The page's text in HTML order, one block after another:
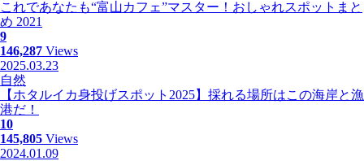
これであなたも“富山カフェ”マスター！おしゃれスポットまと
め 2021
9
146,287 Views
2025.03.23
自然
【ホタルイカ身投げスポット2025】採れる場所はこの海岸と漁
港だ！
10
145,805 Views
2024.01.09